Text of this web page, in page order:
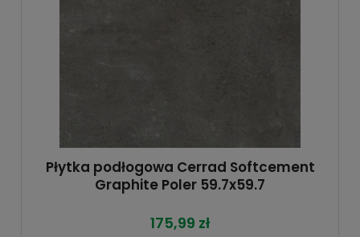
Płytka podłogowa Cerrad Softcement
Graphite Poler 59.7x59.7
175,99 zł